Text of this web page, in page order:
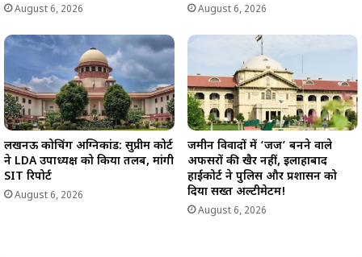
August 6, 2026 August 6, 2026
लखनऊ कोचिंग अग्निकांड: सुप्रीम कोर्ट
ने LDA उपाध्यक्ष को किया तलब, मांगी
SIT रिपोर्ट
August 6, 2026
जमीन विवादों में ‘जज’ बनने वाले
अफसरों की खैर नहीं, इलाहाबाद
हाईकोर्ट ने पुलिस और प्रशासन को
दिया सख्त अल्टीमेटम!
August 6, 2026